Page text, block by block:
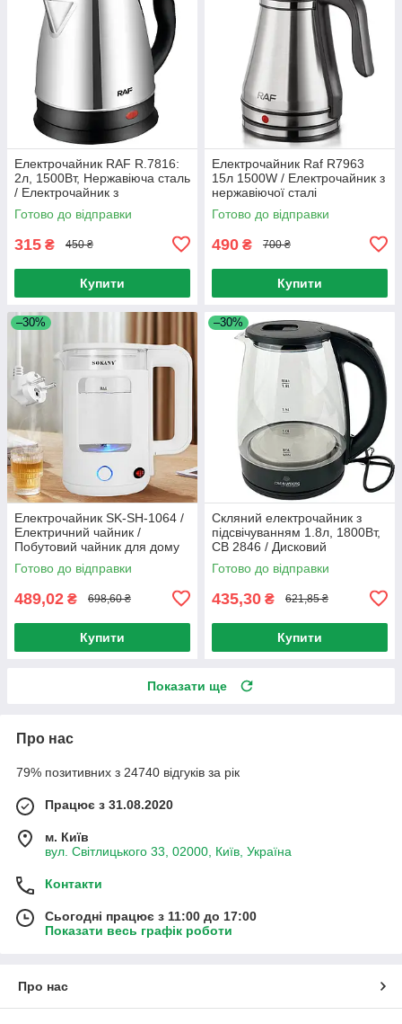
Електрочайник RAF R.7816:
2л, 1500Вт, Нержавіюча сталь
/ Електрочайник з
нержавіючої сталі
Готово до відправки
315 ₴ 450 ₴
Купити
Електрочайник Raf R7963
15л 1500W / Електрочайник з
нержавіючої сталі
Готово до відправки
490 ₴ 700 ₴
Купити
–30%
Електрочайник SK-SH-1064 /
Електричний чайник /
Побутовий чайник для дому
Готово до відправки
489,02 ₴ 698,60 ₴
Купити
–30%
Скляний електрочайник з
підсвічуванням 1.8л, 1800Вт,
CB 2846 / Дисковий
електрочайник зі скла
Готово до відправки
435,30 ₴ 621,85 ₴
Купити
Показати ще
Про нас
79% позитивних з 24740 відгуків за рік
Працює з 31.08.2020
м. Київ
вул. Світлицького 33, 02000, Київ, Україна
Контакти
Сьогодні працює з 11:00 до 17:00
Показати весь графік роботи
Про нас